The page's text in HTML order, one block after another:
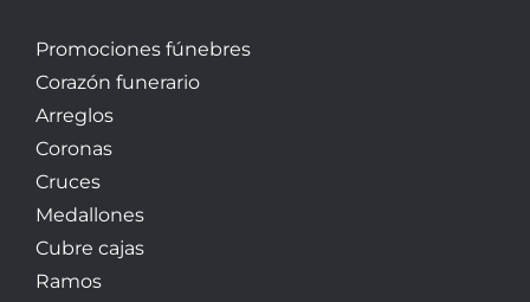
Promociones fúnebres
Corazón funerario
Arreglos
Coronas
Cruces
Medallones
Cubre cajas
Ramos